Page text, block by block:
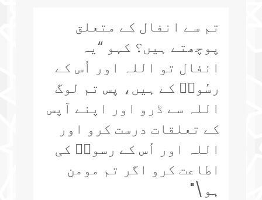
تم سے انفال کے متعلق
پوچھتے ہیں؟ کہو “یہ
انفال تو اللہ اور اُس کے
رسُولؐ کے ہیں، پس تم لوگ
اللہ سے ڈرو اور اپنے آپس
کے تعلقات درست کرو اور
اللہ اور اُس کے رسولؐ کی
اطاعت کرو اگر تم مومن
ہو\"